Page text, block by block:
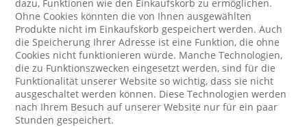
dazu, Funktionen wie den Einkaufskorb zu ermöglichen.
Ohne Cookies könnten die von Ihnen ausgewählten
Produkte nicht im Einkaufskorb gespeichert werden. Auch
die Speicherung Ihrer Adresse ist eine Funktion, die ohne
Cookies nicht funktionieren würde. Manche Technologien,
die zu Funktionszwecken eingesetzt werden, sind für die
Funktionalität unserer Website so wichtig, dass sie nicht
ausgeschaltet werden können. Diese Technologien werden
nach Ihrem Besuch auf unserer Website nur für ein paar
Stunden gespeichert.